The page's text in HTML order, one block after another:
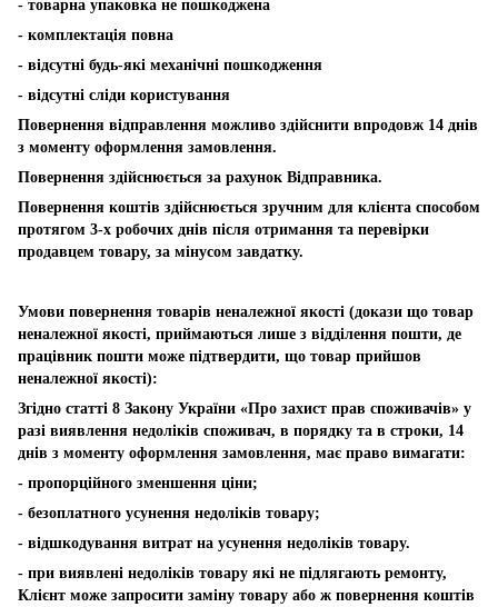
- товарна упаковка не пошкоджена
- комплектація повна
- відсутні будь-які механічні пошкодження
- відсутні сліди користування
Повернення відправлення можливо здійснити впродовж 14 днів
з моменту оформлення замовлення.
Повернення здійснюється за рахунок Відправника.
Повернення коштів здійснюється зручним для клієнта способом
протягом 3-х робочих днів після отримання та перевірки
продавцем товару, за мінусом завдатку.
Умови повернення товарів неналежної якості (докази що товар
неналежної якості, приймаються лише з відділення пошти, де
працівник пошти може підтвердити, що товар прийшов
неналежної якості):
Згідно статті 8 Закону України «Про захист прав споживачів» у
разі виявлення недоліків споживач, в порядку та в строки, 14
днів з моменту оформлення замовлення, має право вимагати:
- пропорційного зменшення ціни;
- безоплатного усунення недоліків товару;
- відшкодування витрат на усунення недоліків товару.
- при виявлені недоліків товару які не підлягають ремонту,
Клієнт може запросити заміну товару або ж повернення коштів